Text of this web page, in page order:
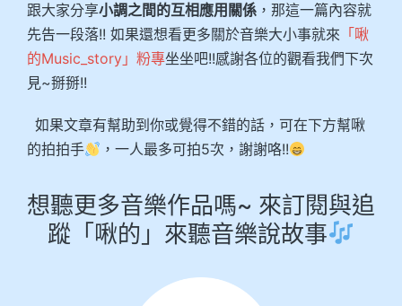
跟大家分享小調之間的互相應用關係 ，那這一篇內容就
先告一段落!! 如果還想看更多關於音樂大小事就來 「啾
的Music_story」粉專坐坐吧!!感謝各位的觀看我們下次
見~掰掰!!
如果文章有幫助到你或覺得不錯的話，可在下方幫啾
的拍拍手
，一人最多可拍5次，謝謝咯!!
想聽更多音樂作品嗎~ 來訂閱與追
蹤「啾的」來聽音樂說故事